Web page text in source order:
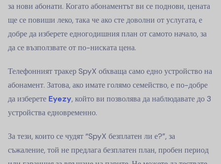
за нови абонати. Когато абонаментът ви се поднови, цената
ще се повиши леко, така че ако сте доволни от услугата, е
добре да изберете едногодишния план от самото начало, за
да се възползвате от по-ниската цена.
Телефонният тракер SpyX обхваща само едно устройство на
абонамент. Затова, ако имате голямо семейство, е по-добре
да изберете Eyezy, който ви позволява да наблюдавате до 3
устройства едновременно.
За тези, които се чудят “SpyX безплатен ли е?”, за
съжаление, той не предлага безплатен план, пробен период